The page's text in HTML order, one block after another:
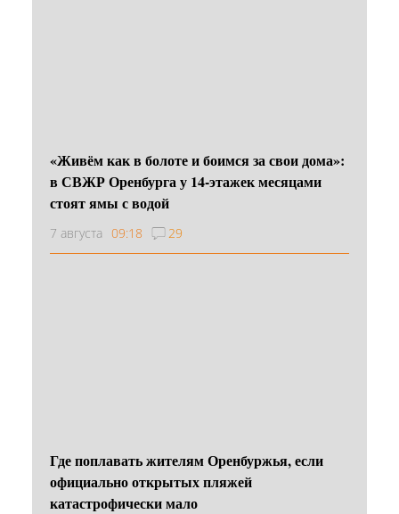
«Живём как в болоте и боимся за свои дома»:
в СВЖР Оренбурга у 14-этажек месяцами
стоят ямы с водой
7 августа 09:18 29
Где поплавать жителям Оренбуржья, если
официально открытых пляжей
катастрофически мало